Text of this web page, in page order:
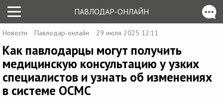
ПАВЛОДАР-ОНЛАЙН
Новости Павлодар-онлайн 29 июля 2025 12:11
Как павлодарцы могут получить
медицинскую консультацию у узких
специалистов и узнать об изменениях
в системе ОСМС